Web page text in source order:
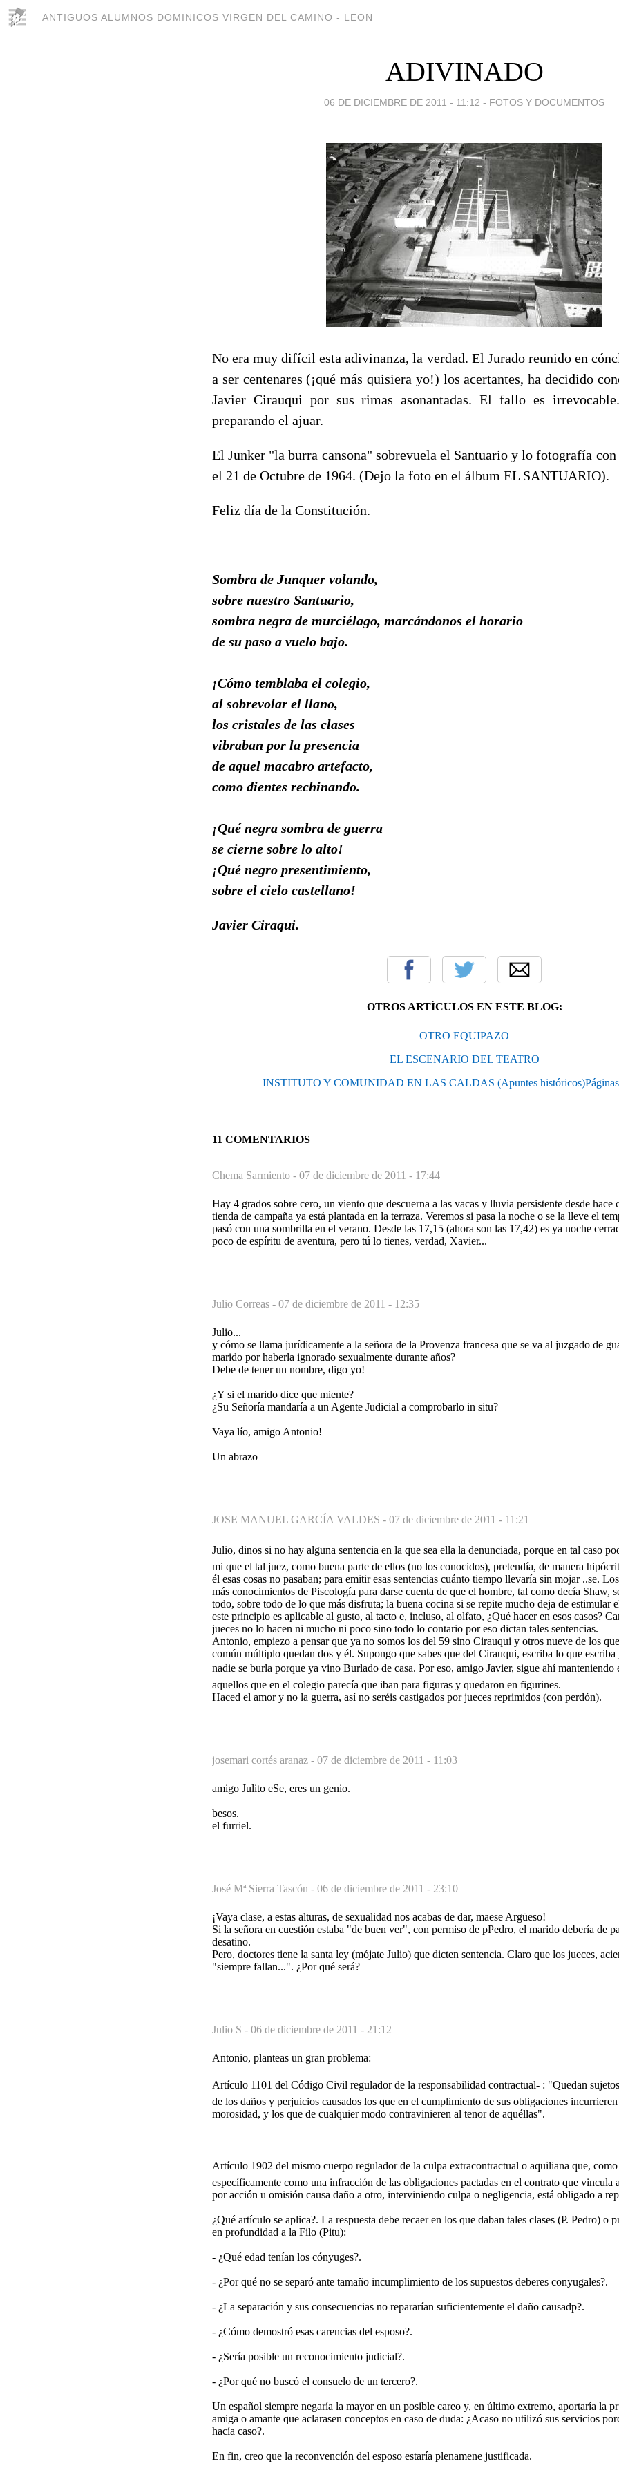
ANTIGUOS ALUMNOS DOMINICOS VIRGEN DEL CAMINO - LEON
ADIVINADO
06 DE DICIEMBRE DE 2011 - 11:12 - FOTOS Y DOCUMENTOS
No era muy difícil esta adivinanza, la verdad. El Jurado reunido en
a ser centenares (¡qué más quisiera yo!) los acertantes, ha decidido
Javier Cirauqui por sus rimas asonantadas. El fallo es
preparando el ajuar.
El Junker "la burra cansona" sobrevuela el Santuario y lo fotografía
el 21 de Octubre de 1964. (Dejo la foto en el álbum EL SANTUARIO).
Feliz día de la Constitución.
Sombra de Junquer volando,
sobre nuestro Santuario,
sombra negra de murciélago, marcándonos el horario
de su paso a vuelo bajo.
¡Cómo temblaba el colegio,
al sobrevolar el llano,
los cristales de las clases
vibraban por la presencia
de aquel macabro artefacto,
como dientes rechinando.
¡Qué negra sombra de guerra
se cierne sobre lo alto!
¡Qué negro presentimiento,
sobre el cielo castellano!
Javier Ciraqui.
OTROS ARTÍCULOS EN ESTE BLOG:
OTRO EQUIPAZO
EL ESCENARIO DEL TEATRO
INSTITUTO Y COMUNIDAD EN LAS CALDAS (Apuntes
11 COMENTARIOS
Chema Sarmiento - 07 de diciembre de 2011 - 17:44
Hay 4 grados sobre cero, un viento que descuerna a las vacas y lluvia persistente desde hace
tienda de campaña ya está plantada en la terraza. Veremos si pasa la noche o se la lleve el
pasó con una sombrilla en el verano. Desde las 17,15 (ahora son las 17,42) es ya noche
poco de espíritu de aventura, pero tú lo tienes, verdad, Xavier...
Julio Correas - 07 de diciembre de 2011 - 12:35
Julio...
y cómo se llama jurídicamente a la señora de la Provenza francesa que se va al juzgado de
marido por haberla ignorado sexualmente durante años?
Debe de tener un nombre, digo yo!
¿Y si el marido dice que miente?
¿Su Señoría mandaría a un Agente Judicial a comprobarlo in situ?
Vaya lío, amigo Antonio!
Un abrazo
JOSE MANUEL GARCÍA VALDES - 07 de diciembre de 2011 - 11:21
Julio, dinos si no hay alguna sentencia en la que sea ella la denunciada, porque en tal caso
mi que el tal juez, como buena parte de ellos (no los conocidos), pretendía, de manera
él esas cosas no pasaban; para emitir esas sentencias cuánto tiempo llevaría sin mojar ..se.
más conocimientos de Piscología para darse cuenta de que el hombre, tal como decía Shaw,
todo, sobre todo de lo que más disfruta; la buena cocina si se repite mucho deja de estimular
este principio es aplicable al gusto, al tacto e, incluso, al olfato, ¿Qué hacer en esos casos?
jueces no lo hacen ni mucho ni poco sino todo lo contario por eso dictan tales sentencias.
Antonio, empiezo a pensar que ya no somos los del 59 sino Cirauqui y otros nueve de los
común múltiplo quedan dos y él. Supongo que sabes que del Cirauqui, escriba lo que
nadie se burla porque ya vino Burlado de casa. Por eso, amigo Javier, sigue ahí
aquellos que en el colegio parecía que iban para figuras y quedaron en figurines.
Haced el amor y no la guerra, así no seréis castigados por jueces reprimidos (con perdón).
josemari cortés aranaz - 07 de diciembre de 2011 - 11:03
amigo Julito eSe, eres un genio.
besos.
el furriel.
José Mª Sierra Tascón - 06 de diciembre de 2011 - 23:10
¡Vaya clase, a estas alturas, de sexualidad nos acabas de dar, maese Argüeso!
Si la señora en cuestión estaba "de buen ver", con permiso de pPedro, el marido debería de
desatino.
Pero, doctores tiene la santa ley (mójate Julio) que dicten sentencia. Claro que los jueces,
"siempre fallan...". ¿Por qué será?
Julio S - 06 de diciembre de 2011 - 21:12
Antonio, planteas un gran problema:
Artículo 1101 del Código Civil regulador de la responsabilidad contractual- : "Quedan
de los daños y perjuicios causados los que en el cumplimiento de sus obligaciones
morosidad, y los que de cualquier modo contravinieren al tenor de aquéllas".
Artículo 1902 del mismo cuerpo regulador de la culpa extracontractual o aquiliana que,
específicamente como una infracción de las obligaciones pactadas en el contrato que vincula
por acción u omisión causa daño a otro, interviniendo culpa o negligencia, está obligado a
¿Qué artículo se aplica?. La respuesta debe recaer en los que daban tales clases (P. Pedro) o
en profundidad a la Filo (Pitu):
- ¿Qué edad tenían los cónyuges?.
- ¿Por qué no se separó ante tamaño incumplimiento de los supuestos deberes conyugales?.
- ¿La separación y sus consecuencias no repararían suficientemente el daño causadp?.
- ¿Cómo demostró esas carencias del esposo?.
- ¿Sería posible un reconocimiento judicial?.
- ¿Por qué no buscó el consuelo de un tercero?.
Un español siempre negaría la mayor en un posible careo y, en último extremo, aportaría la
amiga o amante que aclarasen conceptos en caso de duda: ¿Acaso no utilizó sus servicios
hacía caso?.
En fin, creo que la reconvención del esposo estaría plenamene justificada.